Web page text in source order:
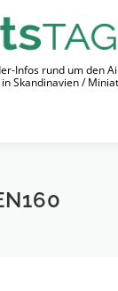
Infos rund um den
Skandinavien /